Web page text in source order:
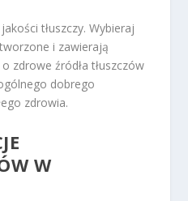
tłuszczy. Wybieraj
i zawierają
zdrowe źródła tłuszczów
dobrego
zdrowia.
W